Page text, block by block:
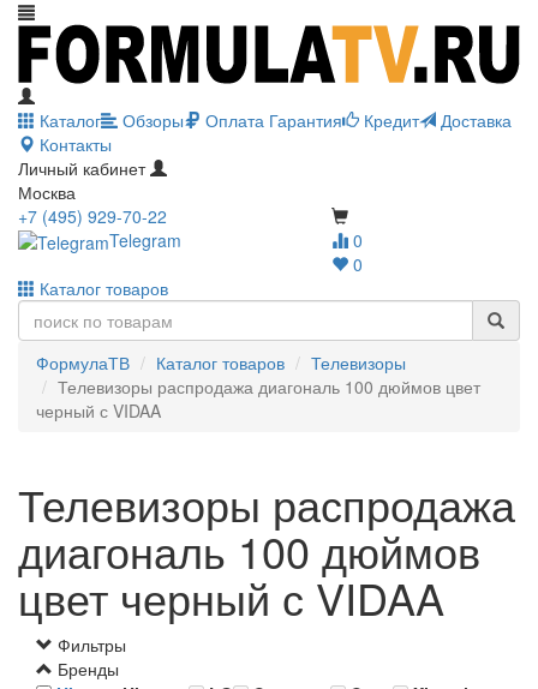
Каталог Обзоры Оплата Гарантия Кредит
Доставка
Контакты
Личный кабинет
Москва
0
0
+7 (495) 929-70-22
Telegram
Каталог товаров
ФормулаТВ Каталог товаров
Телевизоры
Телевизоры распродажа диагональ 100 дюймов цвет
черный с VIDAA
Телевизоры распродажа
диагональ 100 дюймов
цвет черный с VIDAA
Фильтры
Бренды